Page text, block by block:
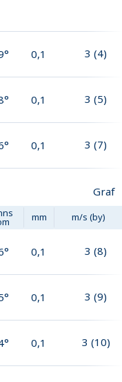
0,1 3 (4)
0,1 3 (5)
0,1 3 (7)
Graf
mm m/s (by)
0,1 3 (8)
0,1 3 (9)
0,1 3 (10)